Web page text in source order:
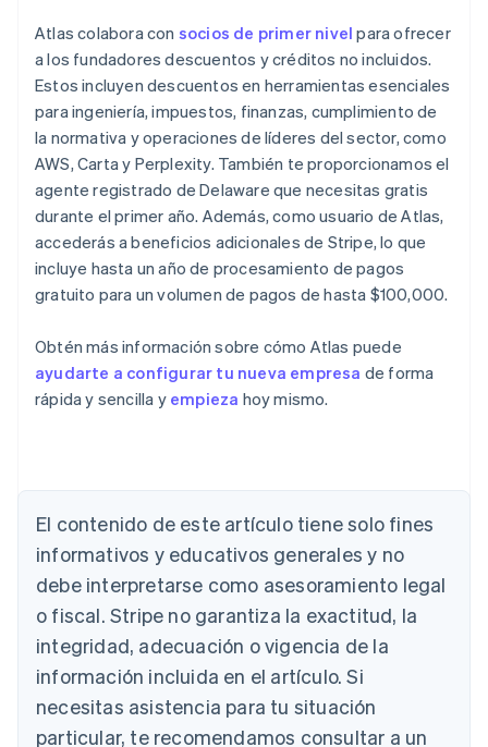
Atlas colabora con socios de primer nivel para ofrecer
a los fundadores descuentos y créditos no incluidos.
Estos incluyen descuentos en herramientas esenciales
para ingeniería, impuestos, finanzas, cumplimiento de
la normativa y operaciones de líderes del sector, como
AWS, Carta y Perplexity. También te proporcionamos el
agente registrado de Delaware que necesitas gratis
durante el primer año. Además, como usuario de Atlas,
accederás a beneficios adicionales de Stripe, lo que
incluye hasta un año de procesamiento de pagos
gratuito para un volumen de pagos de hasta $100,000.
Obtén más información sobre cómo Atlas puede
ayudarte a configurar tu nueva empresa de forma
rápida y sencilla y empieza hoy mismo.
El contenido de este artículo tiene solo fines
informativos y educativos generales y no
debe interpretarse como asesoramiento legal
o fiscal. Stripe no garantiza la exactitud, la
integridad, adecuación o vigencia de la
información incluida en el artículo. Si
necesitas asistencia para tu situación
particular, te recomendamos consultar a un
Alemania
Deutsch
Australia
English
Austria
Bélgica
NederlandsFrançaisDeutschEnglish
Brasil
Português English
Bulgaria